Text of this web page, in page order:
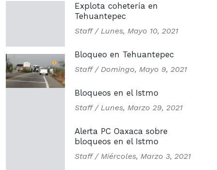
Explota cohetería en
Tehuantepec
Staff / Lunes, Mayo 10, 2021
Bloqueo en Tehuantepec
Staff / Domingo, Mayo 9, 2021
Bloqueos en el Istmo
Staff / Lunes, Marzo 29, 2021
Alerta PC Oaxaca sobre
bloqueos en el Istmo
Staff / Miércoles, Marzo 3, 2021